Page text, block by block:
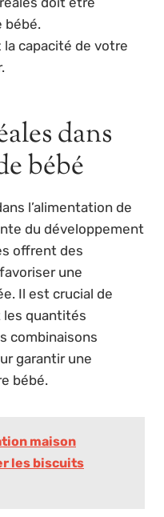
bébé.
la capacité de votre
dans
bébé
l’alimentation de
du développement
offrent des
une
Il est crucial de
les quantités
combinaisons
garantir une
bébé.
maison
les biscuits